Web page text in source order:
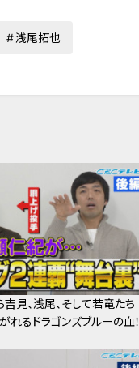
浅尾拓也
見、浅尾、そして若竜たち
れるドラゴンズブルーの血！